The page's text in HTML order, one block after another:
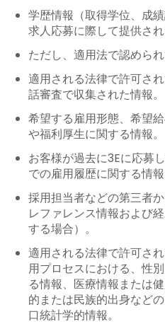
学歴情報（取得学位、成
求人応募に際して提供され
ただし、適用法で認めら
適用される法律で許可さ
話審査で収集された情報。
希望する雇用形態、希望
や福利厚生に関する情報。
お客様が過去に3Eに応募
での雇用履歴に関する情報
採用担当者などの第三者
レファレンス情報および
する場合）。
適用される法律で許可さ
用プロセスにおける、性
る情報、医療情報または
的または民族的出身など
口統計学的情報。